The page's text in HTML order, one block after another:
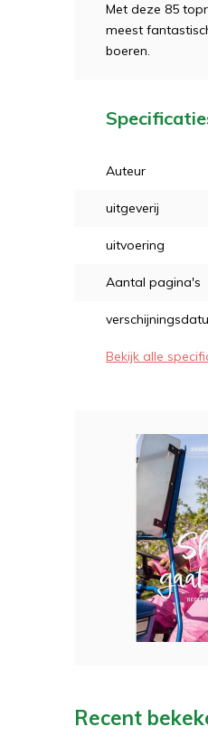
Met deze 85
meest
boeren.
Auteur
uitgeverij
uitvoering
Aantal pagina's
Bekijk alle
Recent